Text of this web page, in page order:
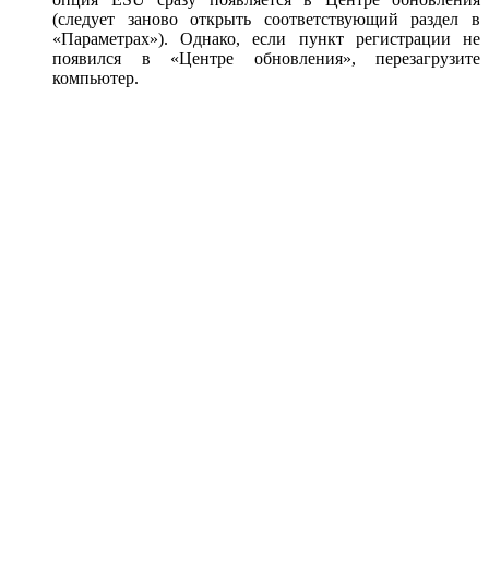
(следует заново открыть соответствующий раздел в
«Параметрах»). Однако, если пункт регистрации не
появился в «Центре обновления», перезагрузите
компьютер.